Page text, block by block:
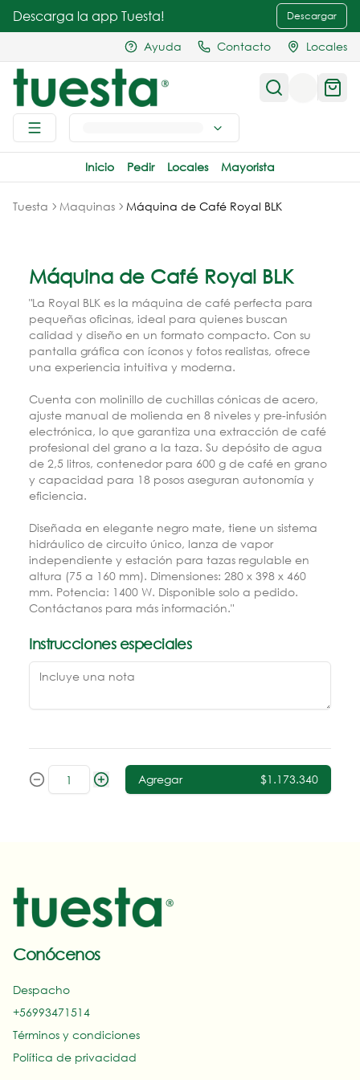
Descarga la app Tuesta! Descargar
Ayuda Contacto Locales
Inicio Pedir Locales Mayorista
Tuesta Maquinas Máquina de Café Royal BLK
Máquina de Café Royal BLK
"La Royal BLK es la máquina de café perfecta para
pequeñas oficinas, ideal para quienes buscan
calidad y diseño en un formato compacto. Con su
pantalla gráfica con íconos y fotos realistas, ofrece
una experiencia intuitiva y moderna.
Cuenta con molinillo de cuchillas cónicas de acero,
ajuste manual de molienda en 8 niveles y pre-infusión
electrónica, lo que garantiza una extracción de café
profesional del grano a la taza. Su depósito de agua
de 2,5 litros, contenedor para 600 g de café en grano
y capacidad para 18 posos aseguran autonomía y
eficiencia.
Diseñada en elegante negro mate, tiene un sistema
hidráulico de circuito único, lanza de vapor
independiente y estación para tazas regulable en
altura (75 a 160 mm). Dimensiones: 280 x 398 x 460
mm. Potencia: 1400 W. Disponible solo a pedido.
Contáctanos para más información."
Instrucciones especiales
Agregar $1.173.340
Conócenos
Despacho
+56993471514‬
Términos y condiciones
Política de privacidad